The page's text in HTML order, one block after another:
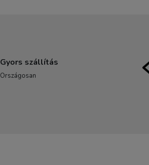
Gyors szállítás
Országosan